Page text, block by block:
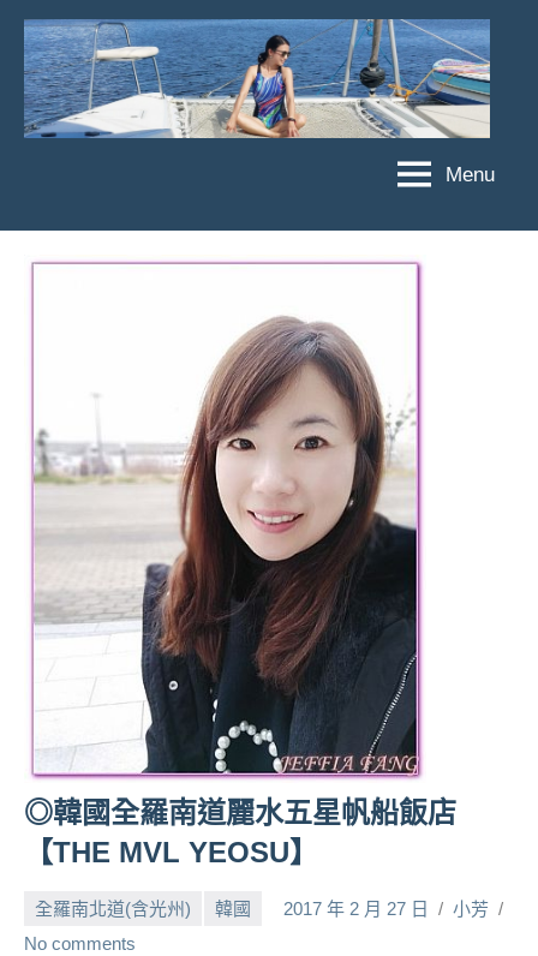
Skip
content
菲
亞
FANG
題
旅
帶
路、
賓、
News
號
節
Menu
◎韓國全羅南道麗水五星帆船飯店
【THE MVL YEOSU】
全羅南北道(含光州) 韓國 2017 年 2 月 27 日
小芳
No comments